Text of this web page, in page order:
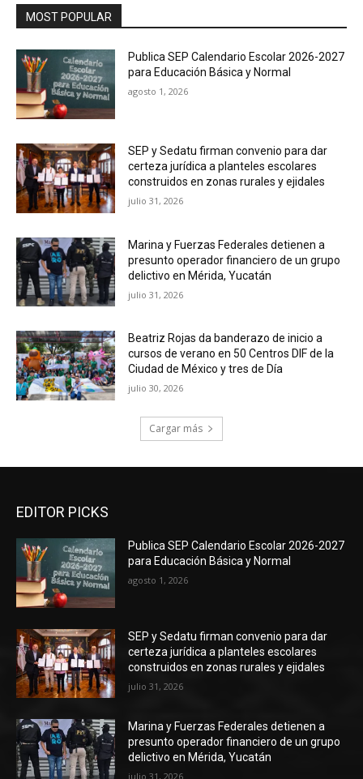
MOST POPULAR
Publica SEP Calendario Escolar 2026-2027
para Educación Básica y Normal
agosto 1, 2026
SEP y Sedatu firman convenio para dar
certeza jurídica a planteles escolares
construidos en zonas rurales y ejidales
julio 31, 2026
Marina y Fuerzas Federales detienen a
presunto operador financiero de un grupo
delictivo en Mérida, Yucatán
julio 31, 2026
Beatriz Rojas da banderazo de inicio a
cursos de verano en 50 Centros DIF de la
Ciudad de México y tres de Día
julio 30, 2026
Cargar más
EDITOR PICKS
Publica SEP Calendario Escolar 2026-2027
para Educación Básica y Normal
agosto 1, 2026
SEP y Sedatu firman convenio para dar
certeza jurídica a planteles escolares
construidos en zonas rurales y ejidales
julio 31, 2026
Marina y Fuerzas Federales detienen a
presunto operador financiero de un grupo
delictivo en Mérida, Yucatán
julio 31, 2026